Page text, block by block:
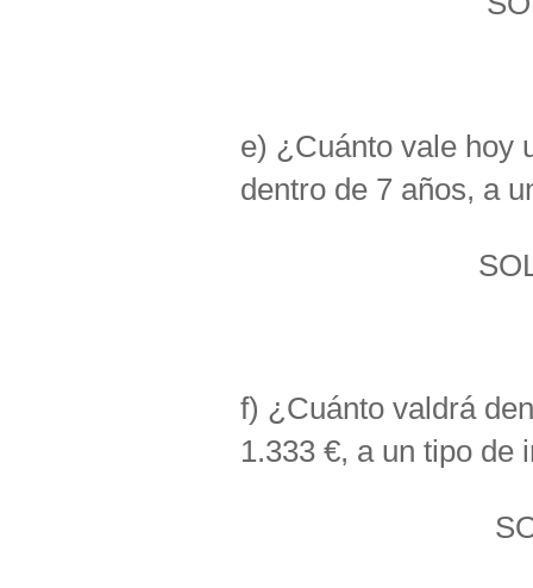
e) ¿Cuánto vale hoy
dentro de 7 años, a
f) ¿Cuánto valdrá
1.333 €, a un tipo de